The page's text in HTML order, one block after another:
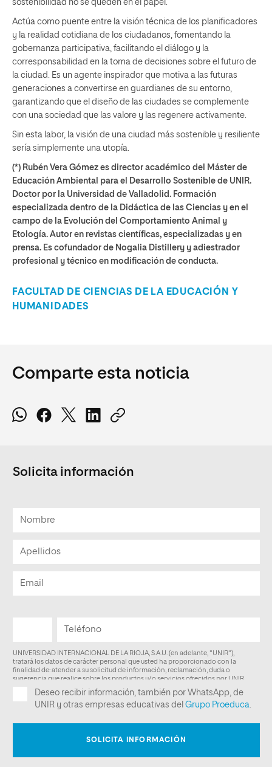
sostenibilidad no se queden en el papel.
Actúa como puente entre la visión técnica de los planificadores
y la realidad cotidiana de los ciudadanos, fomentando la
gobernanza participativa, facilitando el diálogo y la
corresponsabilidad en la toma de decisiones sobre el futuro de
la ciudad. Es un agente inspirador que motiva a las futuras
generaciones a convertirse en guardianes de su entorno,
garantizando que el diseño de las ciudades se complemente
con una sociedad que las valore y las regenere activamente.
Sin esta labor, la visión de una ciudad más sostenible y resiliente
sería simplemente una utopía.
(*) Rubén Vera Gómez es director académico del Máster de
Educación Ambiental para el Desarrollo Sostenible de UNIR.
Doctor por la Universidad de Valladolid. Formación
especializada dentro de la Didáctica de las Ciencias y en el
campo de la Evolución del Comportamiento Animal y
Etología. Autor en revistas científicas, especializadas y en
prensa. Es cofundador de Nogalia Distillery y adiestrador
profesional y técnico en modificación de conducta.
FACULTAD DE CIENCIAS DE LA EDUCACIÓN Y
HUMANIDADES
Comparte esta noticia
Solicita información